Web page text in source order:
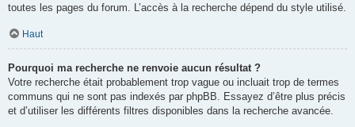
toutes les pages du forum. L’accès à la recherche dépend du style utilisé.
Haut
Pourquoi ma recherche ne renvoie aucun résultat ?
Votre recherche était probablement trop vague ou incluait trop de termes
communs qui ne sont pas indexés par phpBB. Essayez d’être plus précis
et d’utiliser les différents filtres disponibles dans la recherche avancée.